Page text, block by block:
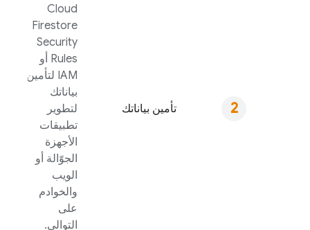
تأمين بياناتك
Cloud
Firestore
Security
Rules أو
IAM لتأمين
بياناتك
لتطوير
تطبيقات
الأجهزة
الجوّالة أو
الويب
والخوادم
على
التوالي.